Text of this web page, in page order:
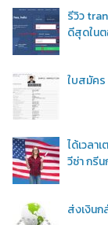
รีวิว
ดีสุดใน
ใบสมัคร
ได้เวลา
วีซ่า กรี
ส่งเงินก